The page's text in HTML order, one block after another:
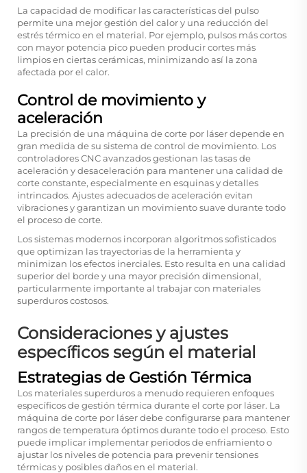
La capacidad de modificar las características del pulso
permite una mejor gestión del calor y una reducción del
estrés térmico en el material. Por ejemplo, pulsos más cortos
con mayor potencia pico pueden producir cortes más
limpios en ciertas cerámicas, minimizando así la zona
afectada por el calor.
Control de movimiento y
aceleración
La precisión de una máquina de corte por láser depende en
gran medida de su sistema de control de movimiento. Los
controladores CNC avanzados gestionan las tasas de
aceleración y desaceleración para mantener una calidad de
corte constante, especialmente en esquinas y detalles
intrincados. Ajustes adecuados de aceleración evitan
vibraciones y garantizan un movimiento suave durante todo
el proceso de corte.
Los sistemas modernos incorporan algoritmos sofisticados
que optimizan las trayectorias de la herramienta y
minimizan los efectos inerciales. Esto resulta en una calidad
superior del borde y una mayor precisión dimensional,
particularmente importante al trabajar con materiales
superduros costosos.
Consideraciones y ajustes
específicos según el material
Estrategias de Gestión Térmica
Los materiales superduros a menudo requieren enfoques
específicos de gestión térmica durante el corte por láser. La
máquina de corte por láser debe configurarse para mantener
rangos de temperatura óptimos durante todo el proceso. Esto
puede implicar implementar periodos de enfriamiento o
ajustar los niveles de potencia para prevenir tensiones
térmicas y posibles daños en el material.